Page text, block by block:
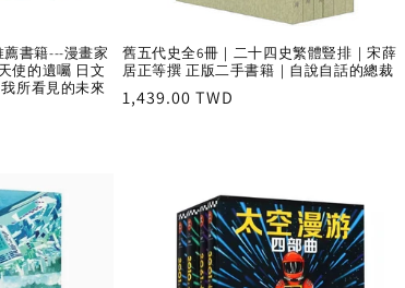
薦書籍---漫畫家
使的遺囑 日文
所看見的未來
舊五代史全6冊｜二十四史繁體豎排｜宋薛
居正等撰 正版二手書籍｜自說自話的總裁
Regular
1,439.00 TWD